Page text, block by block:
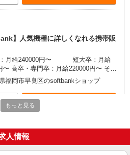
】人気機種に詳しくなれる携帯販
：月給240000円〜 短大卒：月給
〜 高卒・専門卒：月給220000円〜 その
費当社規定・達成手当・役職手当・アド
手当・その他手当有・賞与年2回 ※残業
支給(規定有) お友達を紹介頂くと,
ティブ支給(規定有) ゜・。○。・゜
福岡市早良区のsoftbankショップ
】人気機種に詳しくなれる携帯販
もっと見る
人情報